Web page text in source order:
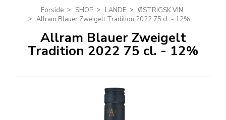
Forside SHOP LANDE
ØSTRIGSK VIN
Allram Blauer Zweigelt Tradition 2022 75 cl. - 12%
Allram Blauer Zweigelt
Tradition 2022 75 cl. - 12%